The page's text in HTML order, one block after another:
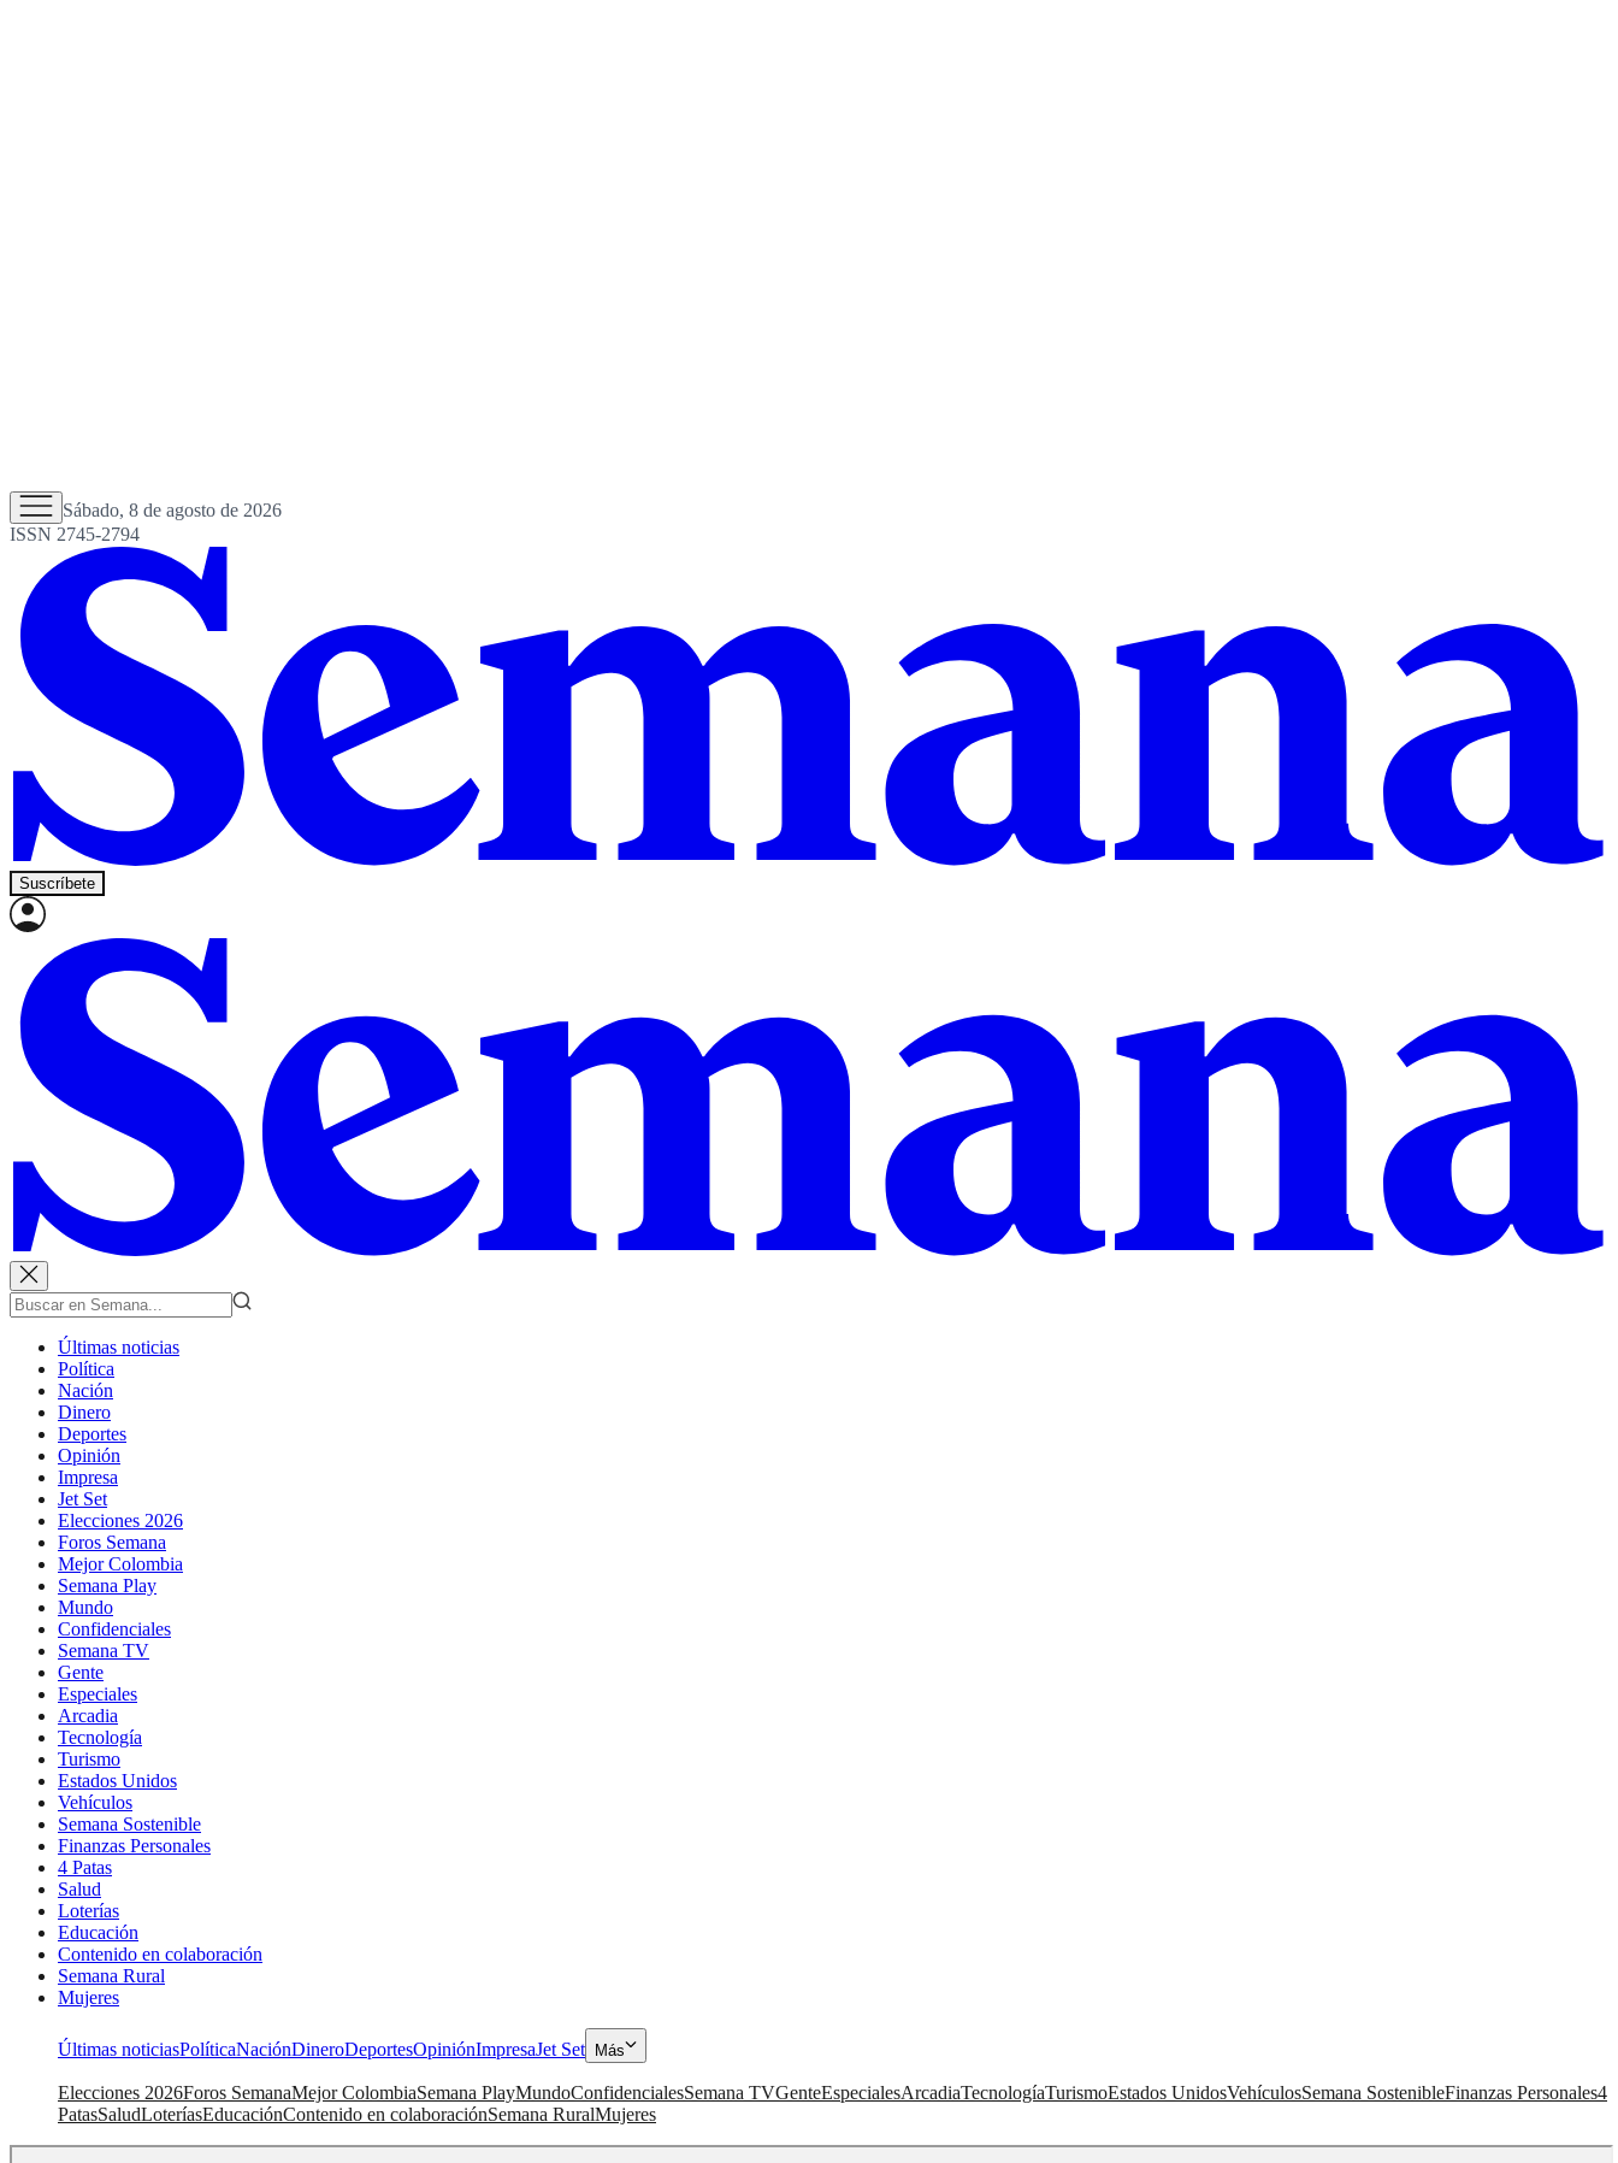
Sábado, 8 de agosto de 2026
ISSN 2745-2794
Suscríbete
Últimas noticias
Política
Nación
Dinero
Deportes
Opinión
Impresa
Jet Set
Elecciones 2026
Foros Semana
Mejor Colombia
Semana Play
Mundo
Confidenciales
Semana TV
Gente
Especiales
Arcadia
Tecnología
Turismo
Estados Unidos
Vehículos
Semana Sostenible
Finanzas Personales
4 Patas
Salud
Loterías
Educación
Contenido en colaboración
Semana Rural
Mujeres
Últimas noticiasPolíticaNaciónDineroDeportesOpiniónImpresaJet Set Más
Elecciones 2026Foros SemanaMejor ColombiaSemana PlayMundoConfidencialesSemana TVGenteEspecialesArcadiaTecnologíaTurismoEstados UnidosVehículosSemana SostenibleFinanzas Personales4
PatasSaludLoteríasEducaciónContenido en colaboraciónSemana RuralMujeres